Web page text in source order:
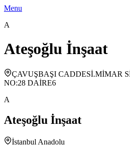
Menu
A
Ateşoğlu İnşaat
ÇAVUŞBAŞI CADDESİ.MİMAR
NO:28 DAİRE6
A
Ateşoğlu İnşaat
İstanbul Anadolu